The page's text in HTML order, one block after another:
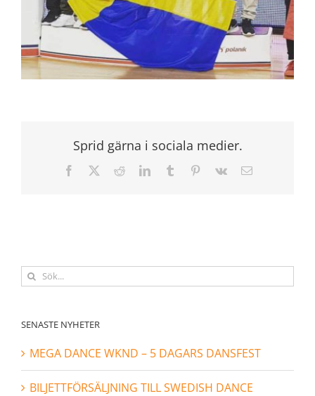
Sprid gärna i sociala medier.
Facebook RedditLinkedInTumblr Pinterest
Vk
E-
Sök
SENASTE NYHETER
MEGA DANCE WKND – 5 DAGARS DANSFEST
BILJETTFÖRSÄLJNING TILL SWEDISH DANCE